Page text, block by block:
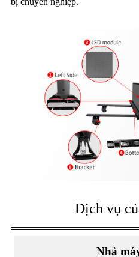
Dịch vụ
Nhà